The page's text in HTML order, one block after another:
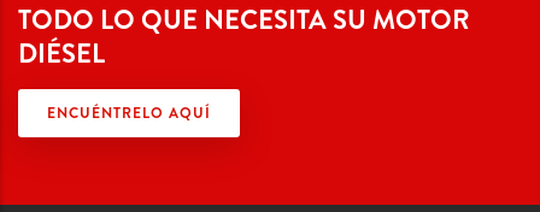
TODO LO QUE NECESITA SU MOTOR
DIÉSEL
ENCUÉNTRELO AQUÍ